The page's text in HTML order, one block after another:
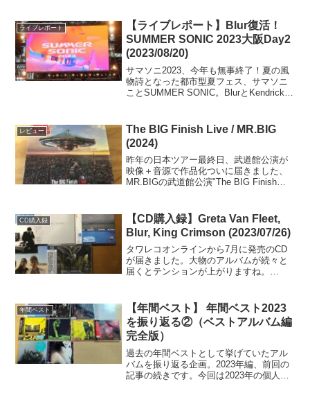
アーの大阪公演に行...
ライブレポート
【ライブレポート】Blur復活！
SUMMER SONIC 2023大阪Day2
(2023/08/20)
サマソニ2023、今年も無事終了！夏の風
物詩となった都市型夏フェス、サマソニ
ことSUMMER SONIC。BlurとKendrick
Ballad Of D...
レビュー
The BIG Finish Live / MR.BIG
(2024)
昨年の日本ツアー最終日、武道館公演が
映像＋音源で作品化ついに届きました、
MR.BIGの武道館公演"The BIG Finish
もの。本公演最後にはメンバーの...
CD購入録
【CD購入録】Greta Van Fleet,
Blur, King Crimson (2023/07/26)
タワレコオンラインから7月に発売のCD
が届きました。大物のアルバムが続々と
届くとテンションが上がりますね。
の若きクラシッ...
年間ベスト
【年間ベスト】 年間ベスト2023
を振り返る②（ベストアルバム編
完全版）
過去の年間ベストとして挙げていたアル
バムを振り返る企画。2023年編、前回の
記事の続きです。今回は2023年の個人的